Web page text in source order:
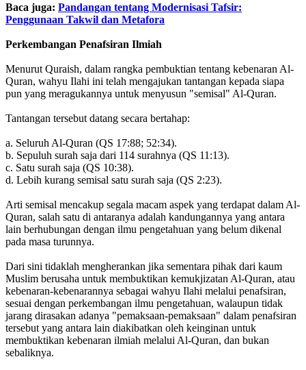
Baca juga: Pandangan tentang Modernisasi Tafsir:
Penggunaan Takwil dan Metafora
Perkembangan Penafsiran Ilmiah
Menurut Quraish, dalam rangka pembuktian tentang kebenaran Al-
Quran, wahyu Ilahi ini telah mengajukan tantangan kepada siapa
pun yang meragukannya untuk menyusun "semisal" Al-Quran.
Tantangan tersebut datang secara bertahap:
a. Seluruh Al-Quran (QS 17:88; 52:34).
b. Sepuluh surah saja dari 114 surahnya (QS 11:13).
c. Satu surah saja (QS 10:38).
d. Lebih kurang semisal satu surah saja (QS 2:23).
Arti semisal mencakup segala macam aspek yang terdapat dalam Al-
Quran, salah satu di antaranya adalah kandungannya yang antara
lain berhubungan dengan ilmu pengetahuan yang belum dikenal
pada masa turunnya.
Dari sini tidaklah mengherankan jika sementara pihak dari kaum
Muslim berusaha untuk membuktikan kemukjizatan Al-Quran, atau
kebenaran-kebenarannya sebagai wahyu Ilahi melalui penafsiran,
sesuai dengan perkembangan ilmu pengetahuan, walaupun tidak
jarang dirasakan adanya "pemaksaan-pemaksaan" dalam penafsiran
tersebut yang antara lain diakibatkan oleh keinginan untuk
membuktikan kebenaran ilmiah melalui Al-Quran, dan bukan
sebaliknya.